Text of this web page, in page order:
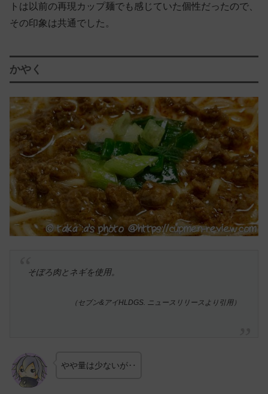
トは以前の再現カップ麺でも感じていた個性だったので、
その印象は共通でした。
かやく
そぼろ肉とネギを使用。
（セブン&アイHLDGS. ニュースリリースより引用）
やや量は少ないが‥